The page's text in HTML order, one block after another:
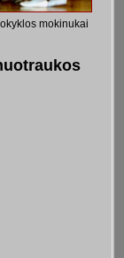
mokinukai